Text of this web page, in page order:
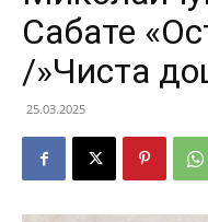
Сабате
/»Чиста
25.03.2025